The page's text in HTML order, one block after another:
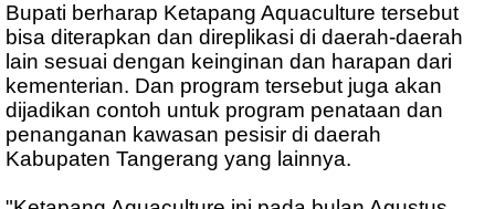
Bupati berharap Ketapang Aquaculture tersebut
bisa diterapkan dan direplikasi di daerah-daerah
lain sesuai dengan keinginan dan harapan dari
kementerian. Dan program tersebut juga akan
dijadikan contoh untuk program penataan dan
penanganan kawasan pesisir di daerah
Kabupaten Tangerang yang lainnya.